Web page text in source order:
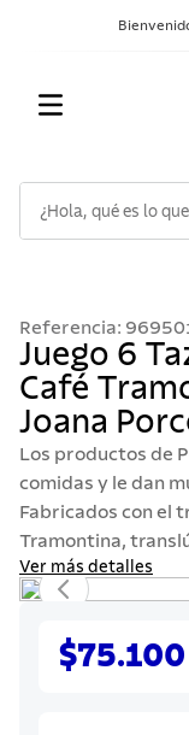
Referencia:
Juego 6
Café
Joana
Los productos de
comidas y le dan
Fabricados con el
Tramontina,
Ver más detalles
$75.100
2 .
sarten
3.
cubiertos
4.
ollas
.
acero inoxidable
6.
grano
solar
cuchillo
442